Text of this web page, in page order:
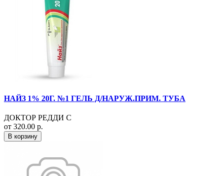
НАЙЗ 1% 20Г. №1 ГЕЛЬ Д/НАРУЖ.ПРИМ. ТУБА
ДОКТОР РЕДДИ С
от 320.00 р.
В корзину